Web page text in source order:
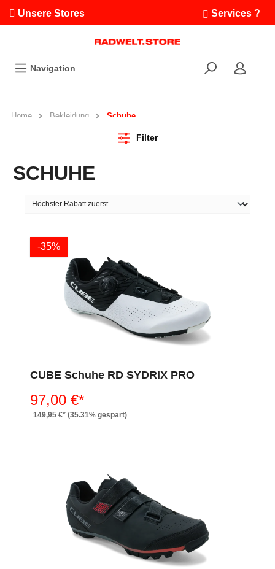
Unsere Stores Services ?
Ausfahrten
Bikefinder
Navigation
Home Bekleidung Schuhe
Filter
SCHUHE
-35%
CUBE Schuhe RD SYDRIX PRO
97,00 €*
149,95 €* (35.31% gespart)